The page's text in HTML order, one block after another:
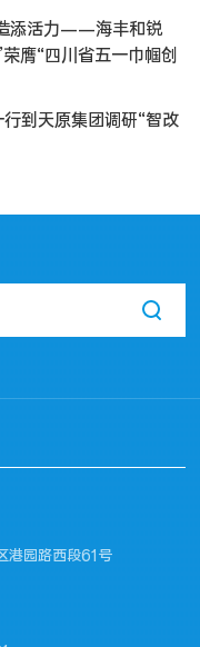
添活力——海丰和锐
膺“四川省五一巾帼创
到天原集团调研“智改
港园路西段61号